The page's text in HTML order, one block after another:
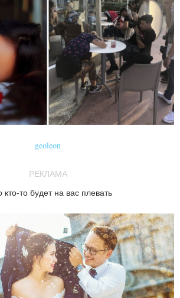
geoleon
РЕКЛАМА
кто-то будет на вас плевать